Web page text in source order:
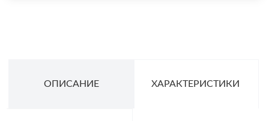
ОПИСАНИЕ ХАРАКТЕРИСТИКИ